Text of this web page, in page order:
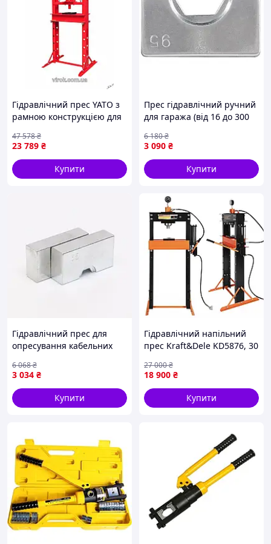
Гідравлічний прес YATO з
рамною конструкцією для
робочої зони до 695 мм
23 789 ₴
47 578₴
Купити
Прес гідравлічний ручний
для гаража (від 16 до 300
гідравлічна, Прес ручний
гідравлічний, FRC
3 090 ₴
6 180₴
Купити
Гідравлічний прес для
опресування кабельних
240 мм2), Міні
гідравлічний прес, RYH
3 034 ₴
6 068₴
Купити
Гідравлічний напільний
прес Kraft&Dele KD5876, 30
прес / Вертикальний
гідравлічний прес
18 900 ₴
27 000₴
Купити